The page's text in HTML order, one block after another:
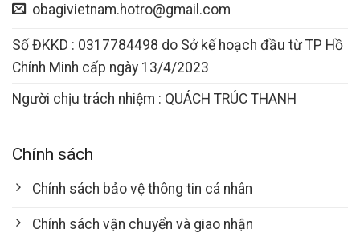
obagivietnam.hotro@gmail.com
Số ĐKKD : 0317784498 do Sở kế hoạch đầu từ TP Hồ
Chính Minh cấp ngày 13/4/2023
Người chịu trách nhiệm : QUÁCH TRÚC THANH
Chính sách
Chính sách bảo vệ thông tin cá nhân
Chính sách vận chuyển và giao nhận